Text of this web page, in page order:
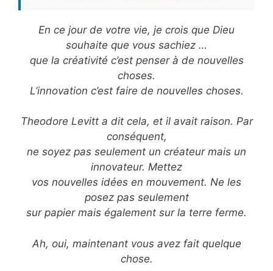
En ce jour de votre vie, je crois que Dieu
souhaite que vous sachiez …
que la créativité c’est penser à de nouvelles
choses.
L’innovation c’est faire de nouvelles choses.
Theodore Levitt a dit cela, et il avait raison. Par
conséquent,
ne soyez pas seulement un créateur mais un
innovateur. Mettez
vos nouvelles idées en mouvement. Ne les
posez pas seulement
sur papier mais également sur la terre ferme.
Ah, oui, maintenant vous avez fait quelque
chose.